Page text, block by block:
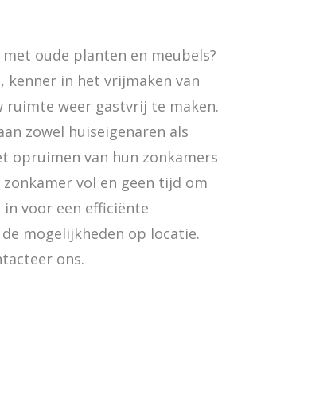
oude planten en meubels?
kenner in het vrijmaken van
ruimte weer gastvrij te maken.
zowel huiseigenaren als
opruimen van hun zonkamers
vol en geen tijd om
in voor een efficiënte
mogelijkheden op locatie.
ons.